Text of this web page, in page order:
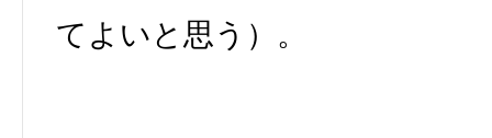
てよいと思う）。